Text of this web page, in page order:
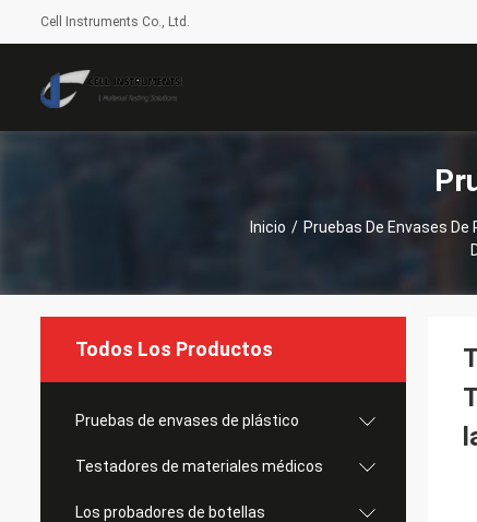
Cell Instruments Co., Ltd.
Inicio / Pruebas De Envases De
Todos Los Productos
Pruebas de envases de plástico
Testadores de materiales médicos
Los probadores de botellas